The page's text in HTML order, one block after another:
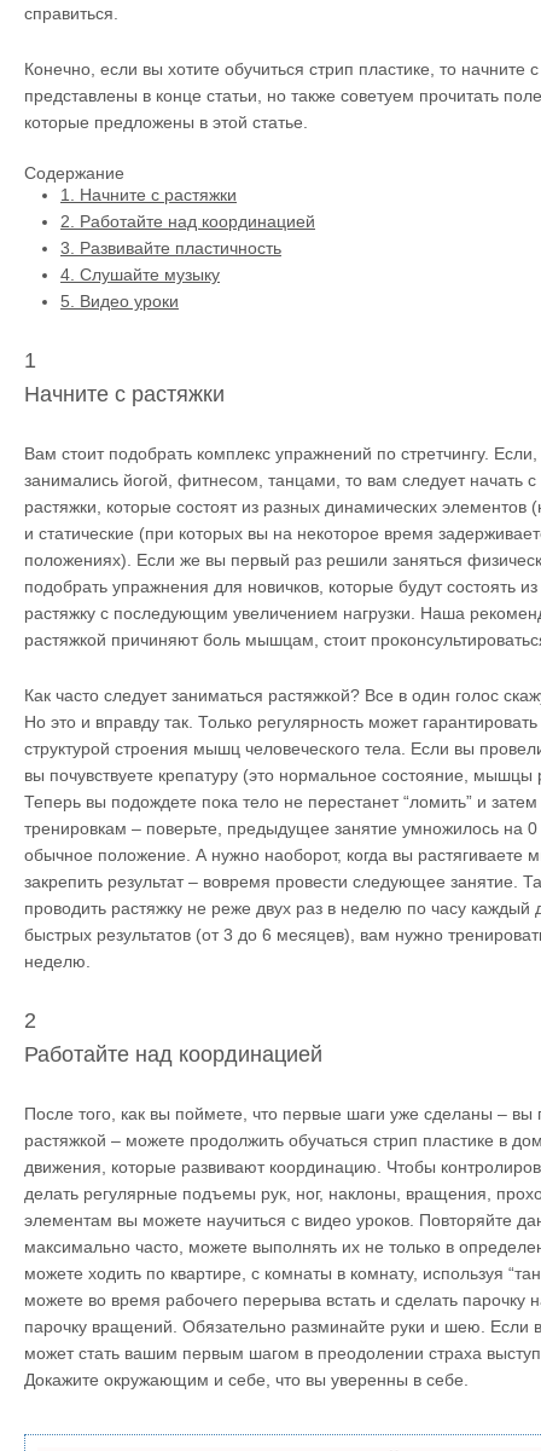
справиться.
Конечно, если вы хотите обучиться стрип пластике, то начните
представлены в конце статьи, но также советуем прочитать
которые предложены в этой статье.
Содержание
1. Начните с растяжки
2. Работайте над координацией
3. Развивайте пластичность
4. Слушайте музыку
5. Видео уроки
1
Начните с растяжки
Вам стоит подобрать комплекс упражнений по стретчингу.
занимались йогой, фитнесом, танцами, то вам следует начать с
растяжки, которые состоят из разных динамических элементов
и статические (при которых вы на некоторое время
положениях). Если же вы первый раз решили заняться
подобрать упражнения для новичков, которые будут состоять
растяжку с последующим увеличением нагрузки. Наша
растяжкой причиняют боль мышцам, стоит
Как часто следует заниматься растяжкой? Все в один голос
Но это и вправду так. Только регулярность может
структурой строения мышц человеческого тела. Если вы
вы почувствуете крепатуру (это нормальное состояние, мышцы
Теперь вы подождете пока тело не перестанет “ломить” и затем
тренировкам – поверьте, предыдущее занятие умножилось на
обычное положение. А нужно наоборот, когда вы
закрепить результат – вовремя провести следующее занятие.
проводить растяжку не реже двух раз в неделю по часу каждый
быстрых результатов (от 3 до 6 месяцев), вам нужно
неделю.
2
Работайте над координацией
После того, как вы поймете, что первые шаги уже сделаны – вы
растяжкой – можете продолжить обучаться стрип пластике в
движения, которые развивают координацию. Чтобы
делать регулярные подъемы рук, ног, наклоны, вращения,
элементам вы можете научиться с видео уроков. Повторяйте
максимально часто, можете выполнять их не только в
можете ходить по квартире, с комнаты в комнату, используя
можете во время рабочего перерыва встать и сделать парочку
парочку вращений. Обязательно разминайте руки и шею. Если
может стать вашим первым шагом в преодолении страха
Докажите окружающим и себе, что вы уверенны в себе.